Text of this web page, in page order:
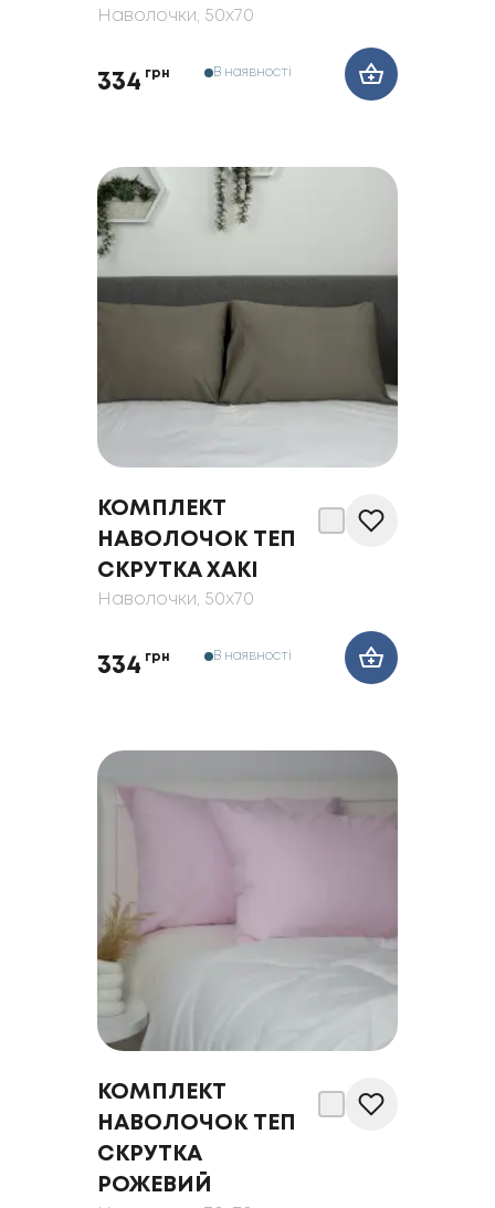
Наволочки, 50x70
334 грн В наявності
КОМПЛЕКТ
НАВОЛОЧОК ТЕП
СКРУТКА ХАКІ
Наволочки, 50x70
334 грн В наявності
КОМПЛЕКТ
НАВОЛОЧОК ТЕП
СКРУТКА
РОЖЕВИЙ